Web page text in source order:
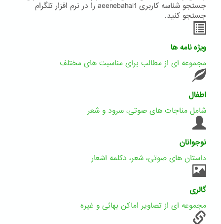
جستجو شناسه کاربری aeenebahai1 را در نرم افزار تلگرام
جستجو کنید.
ویژه نامه ها
مجموعه ای از مطالب برای مناسبت های مختلف
اطفال
شامل مناجات های صوتی، سرود و شعر
نوجوانان
داستان های صوتی، شعر، دکلمه اشعار
گالری
مجموعه ای از تصاویر اماکن بهائی و غیره